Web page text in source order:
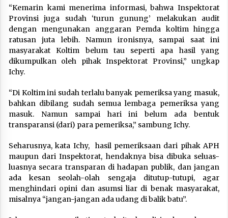
“Kemarin kami menerima informasi, bahwa Inspektorat
Provinsi juga sudah ‘turun gunung’ melakukan audit
dengan mengunakan anggaran Pemda koltim hingga
ratusan juta lebih. Namun ironisnya, sampai saat ini
masyarakat Koltim belum tau seperti apa hasil yang
dikumpulkan oleh pihak Inspektorat Provinsi,” ungkap
Ichy.
“Di Koltim ini sudah terlalu banyak pemeriksa yang masuk,
bahkan dibilang sudah semua lembaga pemeriksa yang
masuk. Namun sampai hari ini belum ada bentuk
transparansi (dari) para pemeriksa,” sambung Ichy.
Seharusnya, kata Ichy, hasil pemeriksaan dari pihak APH
maupun dari Inspektorat, hendaknya bisa dibuka seluas-
luasnya secara transparan di hadapan publik, dan jangan
ada kesan seolah-olah sengaja ditutup-tutupi, agar
menghindari opini dan asumsi liar di benak masyarakat,
misalnya “jangan-jangan ada udang di balik batu”.